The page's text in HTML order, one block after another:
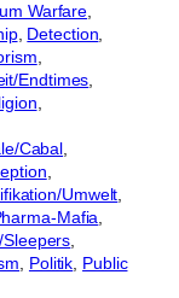
Warfare
, Detection
Endtimes
Cabal
Umwelt
Mafia
Politik Public